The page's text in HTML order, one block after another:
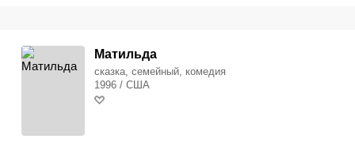
Матильда
сказка, семейный, комедия
1996 / США